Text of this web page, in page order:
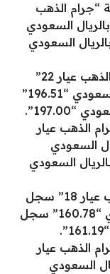
“جرام الذهب
بالريال السعودي
بالريال السعودي
سعر الذهب في السعوديه “جرام الذهب عيار 22”
سجل اليوم سعر الشراء بالريال السعودي “196.51”
الذهب عيار
السعودي
بالريال السعودي
سعر الذهب اليوم الآن “جرام الذهب عيار 18” سجل
اليوم سعر الشراء بالريال السعودي “160.78” سجل
الذهب عيار
السعودي